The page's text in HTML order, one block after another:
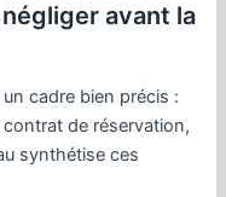
avant la
cadre bien précis :
de réservation,
synthétise ces